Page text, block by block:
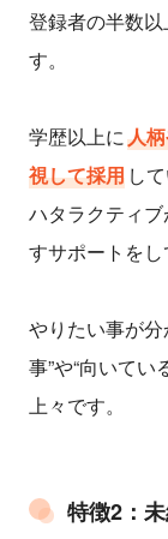
登録者の半数
す。
学歴以上に人
視して採用 し
ハタラクティ
すサポートをし
やりたい事が
事”や“向いて
上々です。
特徴2：